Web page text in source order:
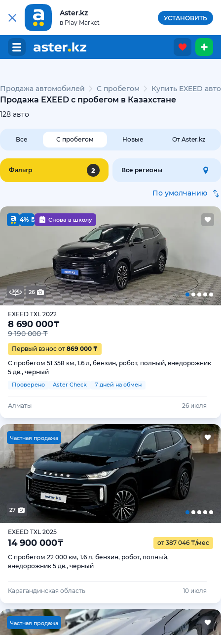
Aster.kz
в Play Market
УСТАНОВИТЬ
Продажа автомобилей С пробегом Купить EXEED
Продажа EXEED с пробегом в Казахстане
128 авто
Все С пробегом Новые От Aster.kz
Фильтр 2 Все регионы
По умолчанию
4% Снова в школу
26
EXEED TXL 2022
8 690 000₸
9 190 000 ₸
Первый взнос от 869 000 ₸
С пробегом 51 358 км, 1.6 л, бензин, робот, полный, внедорожник
5 дв., черный
Проверено Aster Check 7 дней на обмен
Алматы 26 июля
Частная продажа
27
EXEED TXL 2025
14 900 000₸ от 387 046 ₸/мес
С пробегом 22 000 км, 1.6 л, бензин, робот, полный,
внедорожник 5 дв., черный
Карагандинская область 10 июля
Частная продажа